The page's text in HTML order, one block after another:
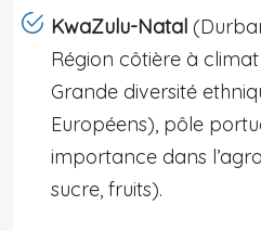
KwaZulu-Natal
Région côtière à
Grande diversité
Européens), pôle
importance dans
sucre, fruits).